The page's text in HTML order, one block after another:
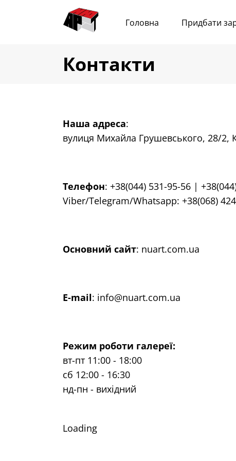
Головна Придбати
Контакти
Наша адреса:
вулиця Михайла Грушевського, 28/2,
Телефон: +38(044) 531-95-56 |
Viber/Telegram/Whatsapp: +38(068)
Основний сайт: nuart.com.ua
E-mail: info@nuart.com.ua
Режим роботи галереї:
вт-пт 11:00 - 18:00
сб 12:00 - 16:30
нд-пн - вихідний
Loading